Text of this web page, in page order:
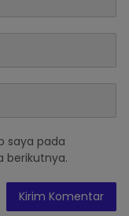
saya pada
berikutnya.